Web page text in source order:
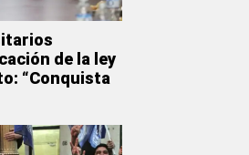
de la ley
“Conquista